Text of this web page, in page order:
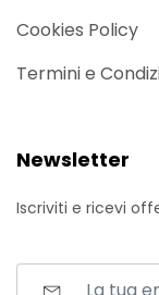
Cookies Policy
Termini e
Newsletter
Iscriviti e ricevi